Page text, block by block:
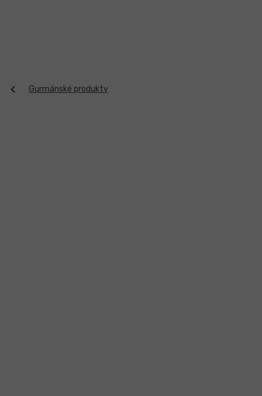
Gurmánské produkty